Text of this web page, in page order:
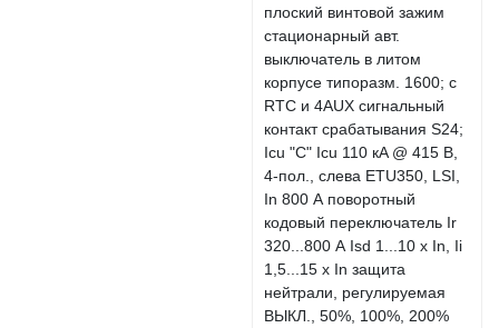
стационарный авт.
выключатель в литом
корпусе типоразм. 1600; с
RTC и 4AUX сигнальный
контакт срабатывания S24;
Icu "C" Icu 110 кA @ 415 В,
4-пол., слева ETU350, LSI,
In 800 А поворотный
кодовый переключатель Ir
320...800 А Isd 1...10 x In, Ii
1,5...15 x In защита
нейтрали, регулируемая
ВЫКЛ., 50%, 100%, 200%